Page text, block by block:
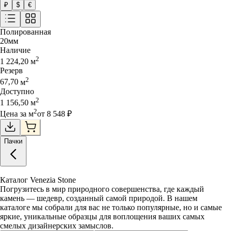
₽ $ €
Полированная
20мм
Наличие
1 224,20 м2
Резерв
67,70 м2
Доступно
1 156,50 м2
Цена за м2от 8 548 ₽
Пачки
Каталог Venezia Stone
Погрузитесь в мир природного совершенства, где каждый
камень — шедевр, созданный самой природой. В нашем
каталоге мы собрали для вас не только популярные, но и самые
яркие, уникальные образцы для воплощения ваших самых
смелых дизайнерских замыслов.